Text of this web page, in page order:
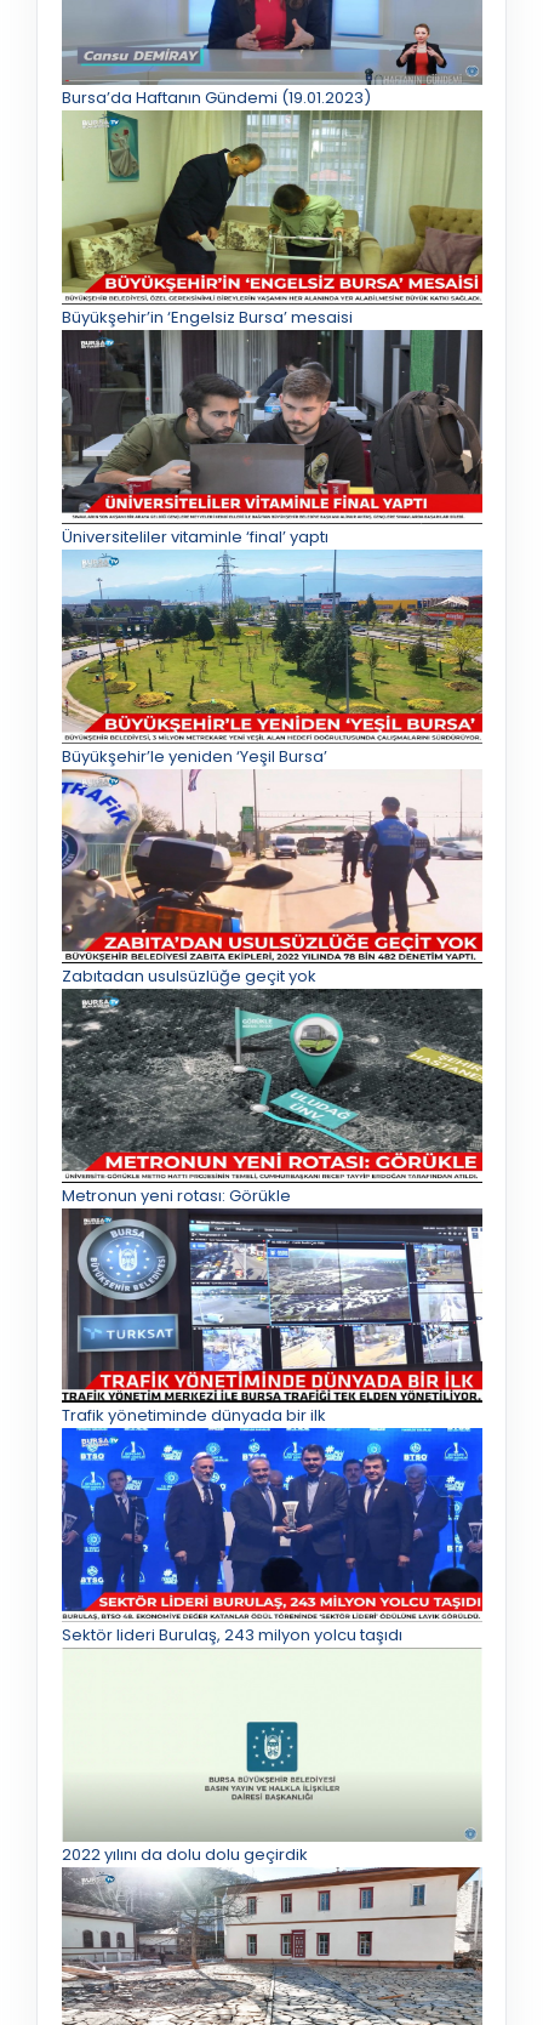
Bursa’da Haftanın Gündemi (19.01.2023)
Büyükşehir’in ‘Engelsiz Bursa’ mesaisi
Üniversiteliler vitaminle ‘final’ yaptı
Büyükşehir’le yeniden ‘Yeşil Bursa’
Zabıtadan usulsüzlüğe geçit yok
Metronun yeni rotası: Görükle
Trafik yönetiminde dünyada bir ilk
Sektör lideri Burulaş, 243 milyon yolcu taşıdı
2022 yılını da dolu dolu geçirdik